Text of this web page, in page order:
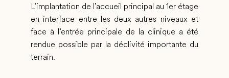
L’implantation de l’accueil principal au 1er étage
en interface entre les deux autres niveaux et
face à l’entrée principale de la clinique a été
rendue possible par la déclivité importante du
terrain.